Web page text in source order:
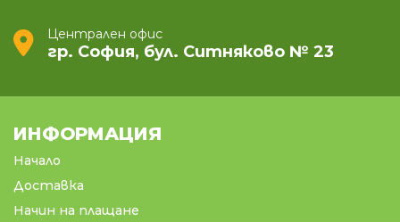
Централен офис
гр. София, бул. Ситняково № 23
ИНФОРМАЦИЯ
Начало
Доставка
Начин на плащане